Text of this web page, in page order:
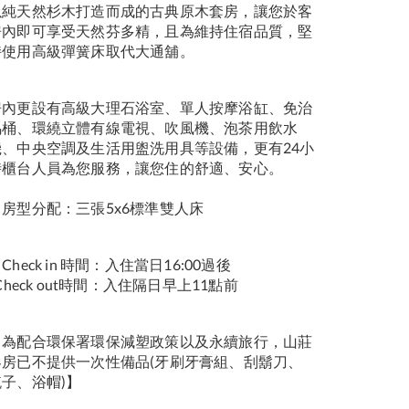
天然杉木打造而成的古典原木套房，讓您於客
即可享受天然芬多精，且為維持住宿品質，堅
用高級彈簧床取代大通舖。
更設有高級大理石浴室、單人按摩浴缸、免治
、環繞立體有線電視、吹風機、泡茶用飲水
中央空調及生活用盥洗用具等設備，更有24小
台人員為您服務，讓您住的舒適、安心。
型分配：三張5x6標準雙人床
in 時間：入住當日16:00過後
out時間：入住隔日早上11點前
配合環保署環保減塑政策以及永續旅行，山莊
已不提供一次性備品(牙刷牙膏組、刮鬍刀、
、浴帽)】